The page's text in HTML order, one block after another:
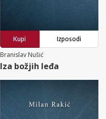
Kupi
Izposodi
Branislav Nušić
Iza božjih leđa